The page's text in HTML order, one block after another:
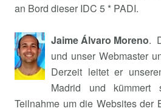
an Bord dieser IDC 5 * PADI.
Jaime Álvaro Moreno.
und unser Webmaster
Derzeit leitet er
Madrid und kümmert
Teilnahme um die Websites der